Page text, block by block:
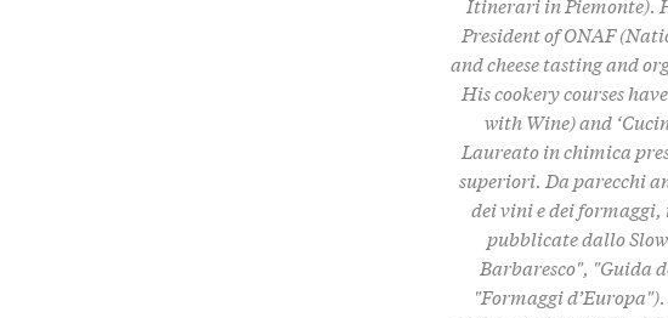
President of ONAF
and cheese tasting and
His cookery courses
with Wine) and
Laureato in chimica
superiori. Da parecchi
dei vini e dei
pubblicate dallo
Barbaresco", "Guida
"Formaggi